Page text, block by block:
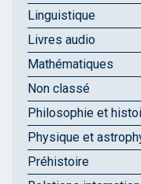
Linguistique
Livres audio
Mathématiques
Non classé
Philosophie et
Physique et
Préhistoire